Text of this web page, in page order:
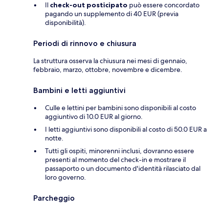
Il check-out posticipato può essere concordato
pagando un supplemento di 40 EUR (previa
disponibilità).
Periodi di rinnovo e chiusura
La struttura osserva la chiusura nei mesi di gennaio,
febbraio, marzo, ottobre, novembre e dicembre.
Bambini e letti aggiuntivi
Culle e lettini per bambini sono disponibili al costo
aggiuntivo di 10.0 EUR al giorno.
I letti aggiuntivi sono disponibili al costo di 50.0 EUR a
notte.
Tutti gli ospiti, minorenni inclusi, dovranno essere
presenti al momento del check-in e mostrare il
passaporto o un documento d'identità rilasciato dal
loro governo.
Parcheggio